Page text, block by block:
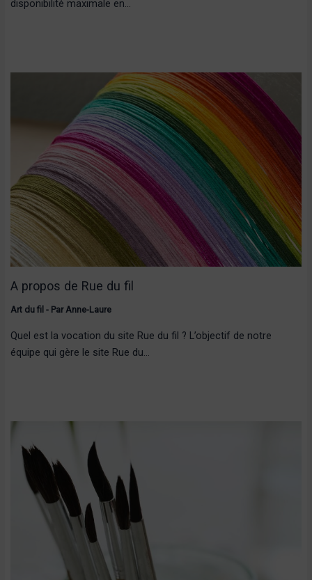
disponibilité maximale en…
A propos de Rue du fil
Art du fil - ParAnne-Laure
Quel est la vocation du site Rue du fil ? L’objectif de notre
équipe qui gère le site Rue du…